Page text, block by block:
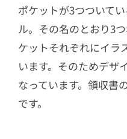
ポケットが3つついて
ル。その名のとおり3
ケットそれぞれにイラ
います。そのためデザ
なっています。領収書
です。